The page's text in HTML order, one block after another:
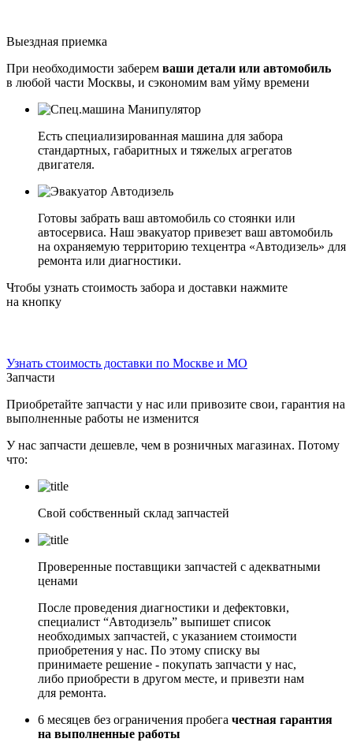
Выездная приемка
При необходимости заберем ваши детали или автомобиль
в любой части Москвы, и сэкономим вам уйму времени
Есть специализированная машина для забора
стандартных, габаритных и тяжелых агрегатов
двигателя.
Готовы забрать ваш автомобиль со стоянки или
автосервиса. Наш эвакуатор привезет ваш автомобиль
на охраняемую территорию техцентра «Автодизель» для
ремонта или диагностики.
Чтобы узнать стоимость забора и доставки нажмите
на кнопку
Узнать стоимость доставки по Москве и МО
Запчасти
Приобретайте запчасти у нас или привозите свои, гарантия на
выполненные работы не изменится
У нас запчасти дешевле, чем в розничных магазинах. Потому
что:
Свой собственный склад запчастей
Проверенные поставщики запчастей с адекватными
ценами
После проведения диагностики и дефектовки,
специалист “Автодизель” выпишет список
необходимых запчастей, с указанием стоимости
приобретения у нас. По этому списку вы
принимаете решение - покупать запчасти у нас,
либо приобрести в другом месте, и привезти нам
для ремонта.
6 месяцев без ограничения пробега честная гарантия
на выполненные работы